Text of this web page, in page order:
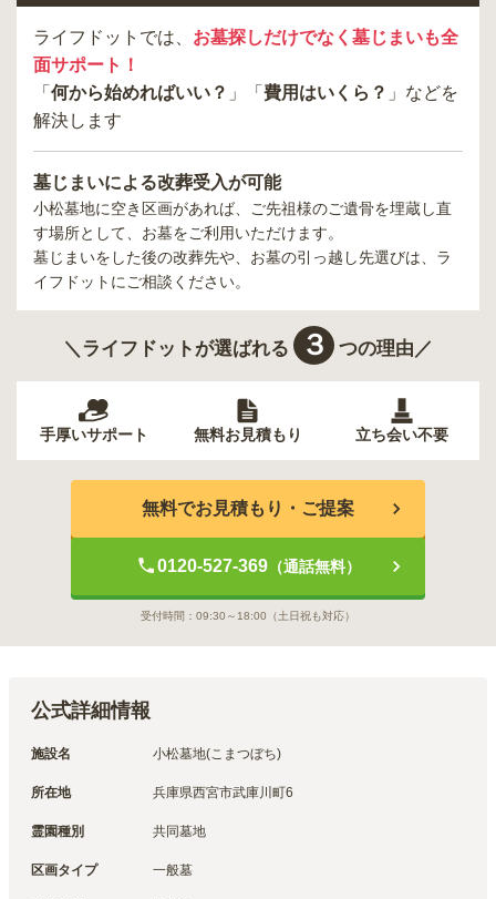
ライフドットでは、 お墓探しだけでなく墓じまいも全
面サポート！
「 何から始めればいい？ 」「 費用はいくら？ 」などを
解決します
墓じまいによる改葬受入が可能
小松墓地に空き区画があれば、ご先祖様のご遺骨を埋蔵し直
す場所として、お墓をご利用いただけます。
墓じまいをした後の改葬先や、お墓の引っ越し先選びは、ラ
イフドットにご相談ください。
＼ライフドットが選ばれる ３ つの理由／
手厚いサポート 無料お見積もり 立ち会い不要
無料でお見積もり・ご提案
0120-527-369（通話無料）
受付時間： 09:30～18:00 （土日祝も対応）
公式詳細情報
施設名 小松墓地(こまつぼち)
所在地 兵庫県西宮市武庫川町6
霊園種別 共同墓地
区画タイプ 一般墓